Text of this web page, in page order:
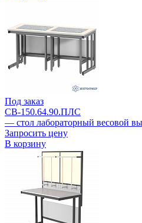
Под заказ
СВ-150.64.90.ПЛС
— стол лабораторный весовой
Запросить цену
В корзину